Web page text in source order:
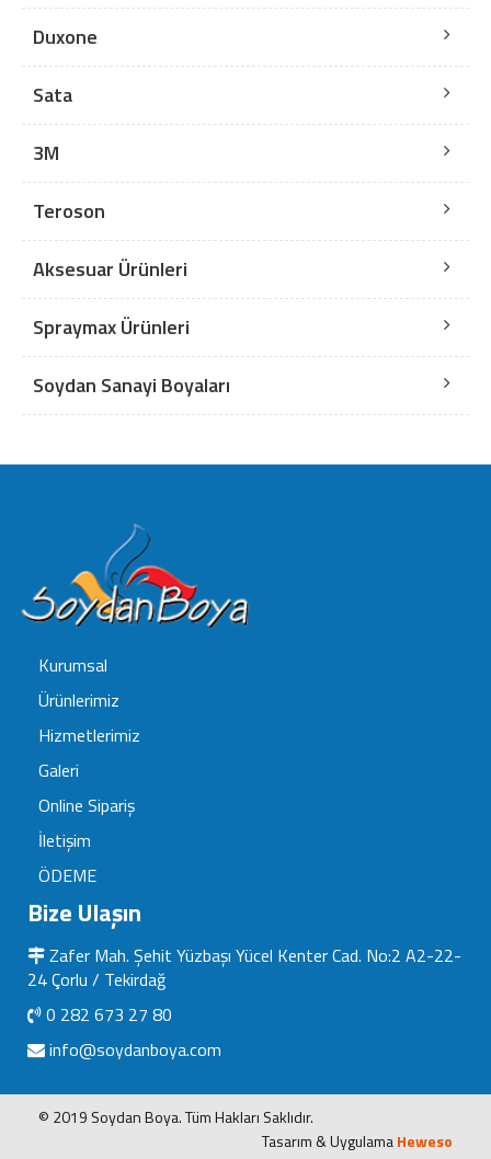
Duxone
Sata
3M
Teroson
Aksesuar Ürünleri
Spraymax Ürünleri
Soydan Sanayi Boyaları
Kurumsal
Ürünlerimiz
Hizmetlerimiz
Galeri
Online Sipariş
İletişim
ÖDEME
Bize Ulaşın
Zafer Mah. Şehit Yüzbaşı Yücel Kenter Cad. No:2 A2-22-
24 Çorlu / Tekirdağ
0 282 673 27 80
info@soydanboya.com
© 2019 Soydan Boya. Tüm Hakları Saklıdır.
Tasarım & UygulamaHeweso